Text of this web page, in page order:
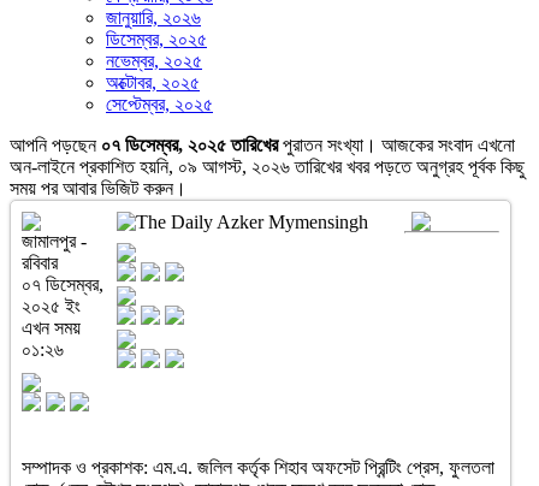
জানুয়ারি, ২০২৬
ডিসেম্বর, ২০২৫
নভেম্বর, ২০২৫
অক্টোবর, ২০২৫
সেপ্টেম্বর, ২০২৫
আপনি পড়ছেন ০৭ ডিসেম্বর, ২০২৫ তারিখেরপুরাতন সংখ্যা। আজকের সংবাদ এখনো
অন-লাইনে প্রকাশিত হয়নি, ০৯ আগস্ট, ২০২৬ তারিখের খবর পড়তে অনুগ্রহ পূর্বক কিছু
সময় পর আবার ভিজিট করুন।
জামালপুর -
রবিবার
০৭ ডিসেম্বর,
২০২৫ ইং
এখন সময়
০১:২৬
সম্পাদক ও প্রকাশক: এম.এ. জলিল কর্তৃক শিহাব অফসেট প্রিন্টিং প্রেস, ফুলতলা